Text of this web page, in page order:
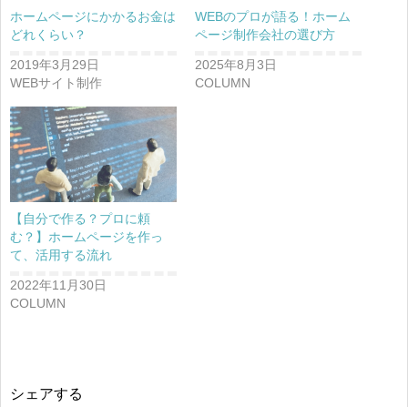
ホームページにかかるお金は
どれくらい？
2019年3月29日
WEBサイト制作
WEBのプロが語る！ホーム
ページ制作会社の選び方
2025年8月3日
COLUMN
【自分で作る？プロに頼
む？】ホームページを作っ
て、活用する流れ
2022年11月30日
COLUMN
シェアする